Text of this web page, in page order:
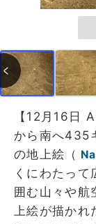
【12月16日
から南へ435
の地上絵（
くにわたって
囲む山々や航
上絵が描か